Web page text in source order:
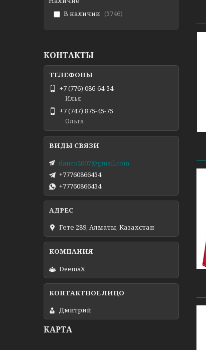
В наличии
3746
КОНТАКТЫ
+7 (776) 086-64-34
Илья
+7 (747) 875-45-75
Ольга
danco2007@gmail.com
+77760866434
+77760866434
Гете 289, Алматы, Казахстан
DeemaX
Дмитрий
КАРТА